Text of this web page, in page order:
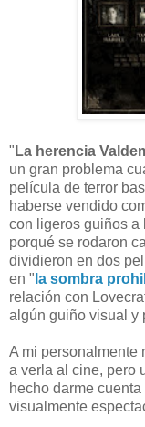
" La herencia
un gran problema
película de terror
haberse vendido
con ligeros guiños a
porqué se rodaron
dividieron en dos
en " la sombra
relación con
algún guiño visual y
A mi personalmente
a verla al cine, pero
hecho darme
visualmente